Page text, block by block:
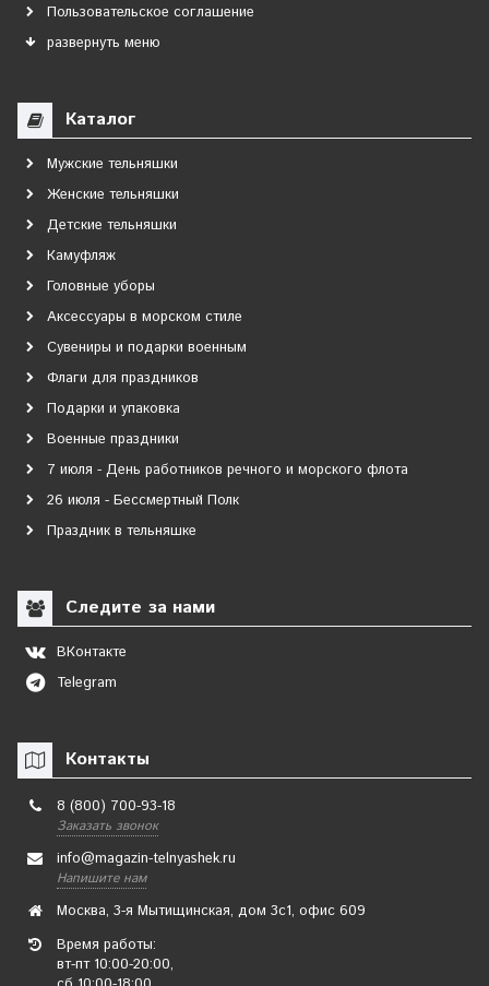
Пользовательское соглашение
развернуть меню
Каталог
Мужские тельняшки
Женские тельняшки
Детские тельняшки
Камуфляж
Головные уборы
Аксессуары в морском стиле
Сувениры и подарки военным
Флаги для праздников
Подарки и упаковка
Военные праздники
7 июля - День работников речного и морского флота
26 июля - Бессмертный Полк
Праздник в тельняшке
Следите за нами
ВКонтакте
Telegram
Контакты
8 (800) 700-93-18
Заказать звонок
info@magazin-telnyashek.ru
Напишите нам
Москва, 3-я Мытищинская, дом 3с1, офис 609
Время работы:
вт-пт 10:00-20:00,